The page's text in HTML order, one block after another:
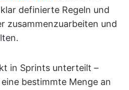
definierte Regeln und
zusammenzuarbeiten und
in Sprints unterteilt –
bestimmte Menge an